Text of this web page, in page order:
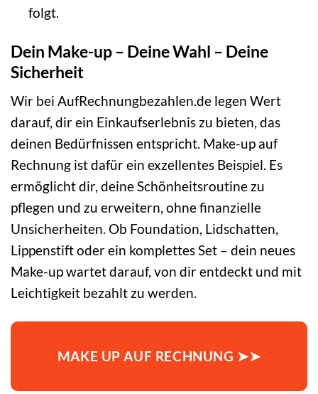
folgt.
Dein Make-up – Deine Wahl – Deine
Sicherheit
Wir bei AufRechnungbezahlen.de legen Wert
darauf, dir ein Einkaufserlebnis zu bieten, das
deinen Bedürfnissen entspricht. Make-up auf
Rechnung ist dafür ein exzellentes Beispiel. Es
ermöglicht dir, deine Schönheitsroutine zu
pflegen und zu erweitern, ohne finanzielle
Unsicherheiten. Ob Foundation, Lidschatten,
Lippenstift oder ein komplettes Set – dein neues
Make-up wartet darauf, von dir entdeckt und mit
Leichtigkeit bezahlt zu werden.
MAKE UP AUF RECHNUNG ➤➤